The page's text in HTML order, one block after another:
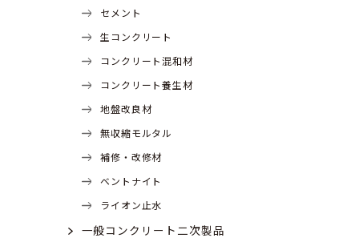
セメント
生コンクリート
コンクリート混和材
コンクリート養生材
地盤改良材
無収縮モルタル
補修・改修材
ベントナイト
ライオン止水
一般コンクリート二次製品